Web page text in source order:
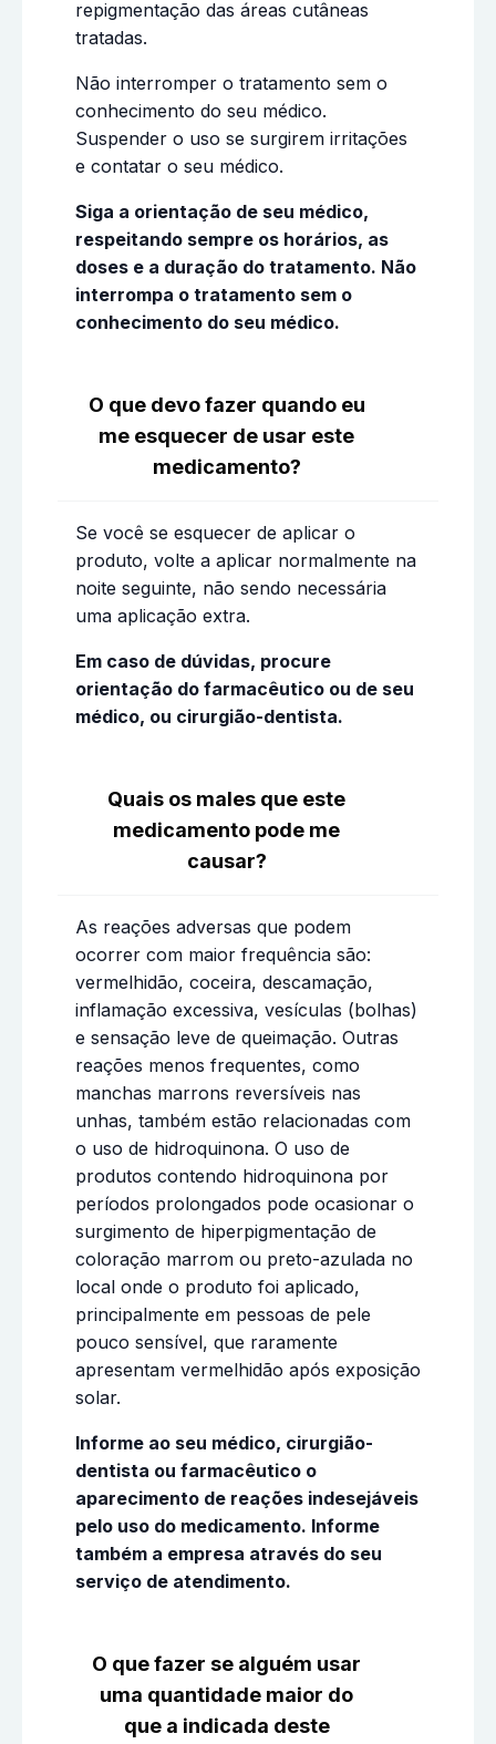
repigmentação das áreas cutâneas
tratadas.
Não interromper o tratamento sem o
conhecimento do seu médico.
Suspender o uso se surgirem irritações
e contatar o seu médico.
Siga a orientação de seu médico,
respeitando sempre os horários, as
doses e a duração do tratamento. Não
interrompa o tratamento sem o
conhecimento do seu médico.
O que devo fazer quando eu
me esquecer de usar este
medicamento?
Se você se esquecer de aplicar o
produto, volte a aplicar normalmente na
noite seguinte, não sendo necessária
uma aplicação extra.
Em caso de dúvidas, procure
orientação do farmacêutico ou de seu
médico, ou cirurgião-dentista.
Quais os males que este
medicamento pode me
causar?
As reações adversas que podem
ocorrer com maior frequência são:
vermelhidão, coceira, descamação,
inflamação excessiva, vesículas (bolhas)
e sensação leve de queimação. Outras
reações menos frequentes, como
manchas marrons reversíveis nas
unhas, também estão relacionadas com
o uso de hidroquinona. O uso de
produtos contendo hidroquinona por
períodos prolongados pode ocasionar o
surgimento de hiperpigmentação de
coloração marrom ou preto-azulada no
local onde o produto foi aplicado,
principalmente em pessoas de pele
pouco sensível, que raramente
apresentam vermelhidão após exposição
solar.
Informe ao seu médico, cirurgião-
dentista ou farmacêutico o
aparecimento de reações indesejáveis
pelo uso do medicamento. Informe
também a empresa através do seu
serviço de atendimento.
O que fazer se alguém usar
uma quantidade maior do
que a indicada deste